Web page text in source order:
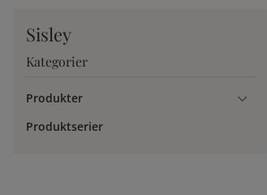
Sisley
Kategorier
Produkter
Produktserier